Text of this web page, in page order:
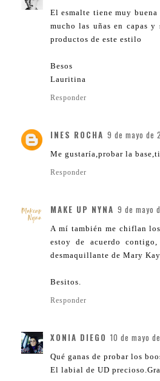
El esmalte tiene muy buena
mucho las uñas en capas y
productos de este estilo
Besos
Lauritina
Responder
INES ROCHA 9 de mayo de
Me gustaría,probar la
Responder
MAKE UP NYNA 9 de mayo
A mí también me chiflan
estoy de acuerdo
desmaquillante de Mary
Besitos.
Responder
XONIA DIEGO 10 de mayo
Qué ganas de probar los
El labial de UD